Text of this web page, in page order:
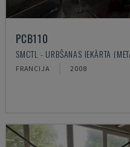
PCB110
SMCTL - URBŠANAS IEKĀRTA
FRANCIJA 2008